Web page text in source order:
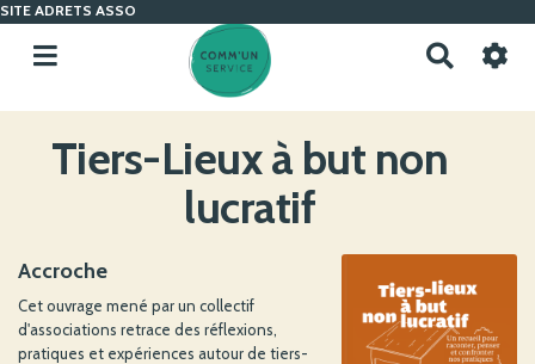
SITE ADRETS ASSO
c
e
r
Tiers-Lieux à but non
lucratif
Accroche
Cet ouvrage mené par un collectif
d'associations retrace des réflexions,
pratiques et expériences autour de tiers-